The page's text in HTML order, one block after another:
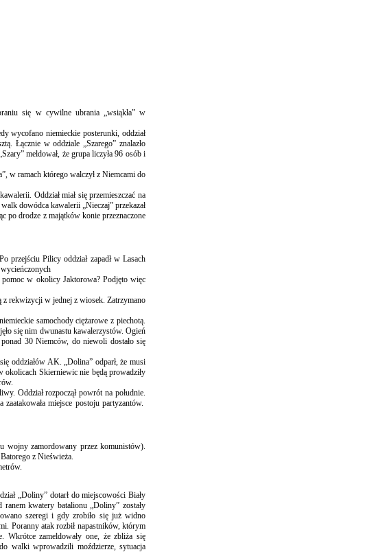
się w cywilne ubrania „wsiąkła” w
wycofano niemieckie posterunki, oddział
Łącznie w oddziale „Szarego” znalazło
meldował, że grupa liczyła 96 osób i
w ramach którego walczył z Niemcami do
Oddział miał się przemieszczać na
dowódca kawalerii „Nieczaj” przekazał
po drodze z majątków konie przeznaczone
przejściu Pilicy oddział zapadł w Lasach
pomoc w okolicy Jaktorowa? Podjęto więc
z rekwizycji w jednej z wiosek. Zatrzymano
samochody ciężarowe z piechotą.
się nim dwunastu kawalerzystów. Ogień
30 Niemców, do niewoli dostało się
oddziałów AK. „Dolina” odparł, że musi
okolicach Skierniewic nie będą prowadziły
Oddział rozpoczął powrót na południe.
miejsce postoju partyzantów.
wojny zamordowany przez komunistów).
z Nieświeża.
„Doliny” dotarł do miejscowości Biały
kwatery batalionu „Doliny” zostały
szeregi i gdy zrobiło się już widno
Poranny atak rozbił napastników, którym
Wkrótce zameldowały one, że zbliża się
walki wprowadzili moździerze, sytuacja